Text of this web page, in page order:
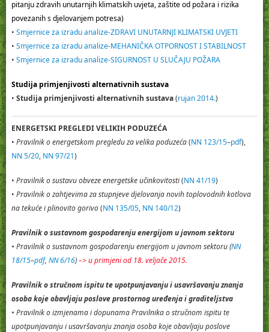
pitanju zdravih unutarnjih klimatskih uvjeta, zaštite od požara i rizika
povezanih s djelovanjem potresa)
• Smjernice za izradu analize-ZDRAVI UNUTARNJI KLIMATSKI UVJETI
• Smjernice za izradu analize-MEHANIČKA OTPORNOST I STABILNOST
• Smjernice za izradu analize-SIGURNOST U SLUČAJU POŽARA
Studija primjenjivosti alternativnih sustava
• Studija primjenjivosti alternativnih sustava(rujan 2014.)
ENERGETSKI PREGLEDI VELIKIH PODUZEĆA
• Pravilnik o energetskom pregledu za velika poduzeća(NN 123/15–pdf),
NN 5/20, NN 97/21)
• Pravilnik o sustavu obveze energetske učinkovitosti(NN 41/19)
• Pravilnik o zahtjevima za stupnjeve djelovanja novih toplovodnih kotlova
na tekuće i plinovito gorivo(NN 135/05, NN 140/12)
Pravilnik o sustavnom gospodarenju energijom u javnom sektoru
• Pravilnik o sustavnom gospodarenju energijom u javnom sektoru(NN
18/15–pdf, NN 6/16)–> u primjeni od 18. veljače 2015.
Pravilnik o stručnom ispitu te upotpunjavanju i usavršavanju znanja
osoba koje obavljaju poslove prostornog uređenja i graditeljstva
• Pravilnik o izmjenama i dopunama Pravilnika o stručnom ispitu te
upotpunjavanju i usavršavanju znanja osoba koje obavljaju poslove